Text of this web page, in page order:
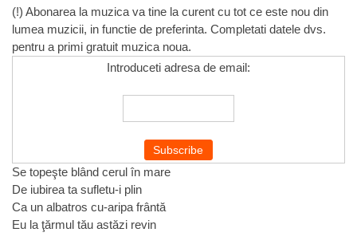
(!) Abonarea la muzica va tine la curent cu tot ce este nou din
lumea muzicii, in functie de preferinta. Completati datele dvs.
pentru a primi gratuit muzica noua.
Introduceti adresa de email:
Se topeşte blând cerul în mare
De iubirea ta sufletu-i plin
Ca un albatros cu-aripa frântă
Eu la ţărmul tău astăzi revin